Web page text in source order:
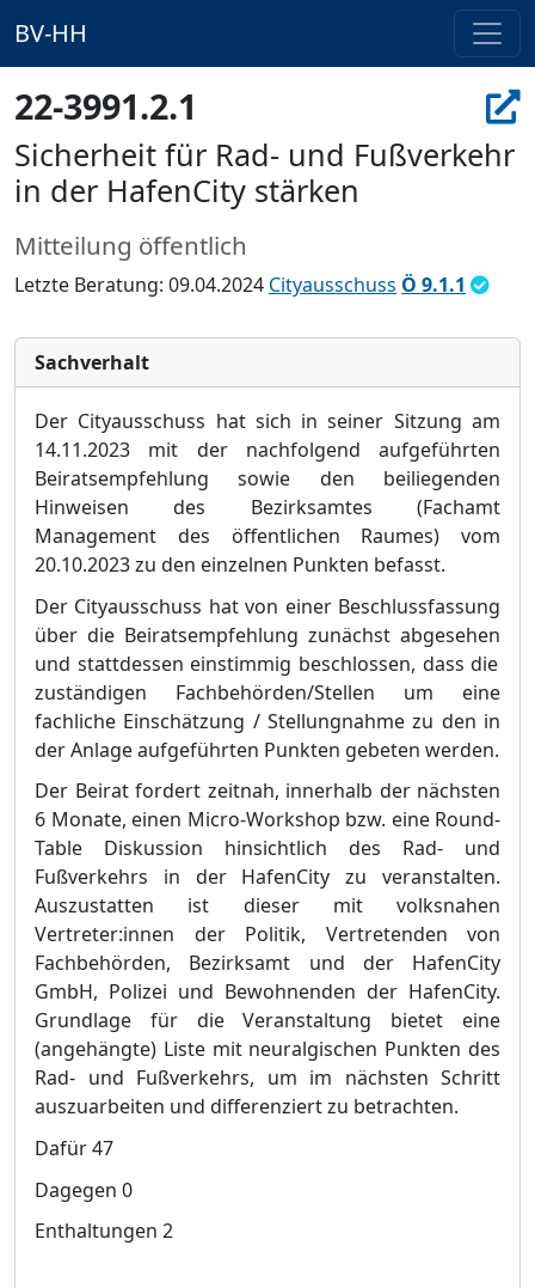
BV-HH
22-3991.2.1
Sicherheit für Rad- und Fußverkehr
in der HafenCity stärken
Mitteilung öffentlich
Letzte Beratung: 09.04.2024 Cityausschuss Ö 9.1.1
Sachverhalt
Der Cityausschuss hat sich in seiner Sitzung am
14.11.2023 mit der nachfolgend aufgeführten
Beiratsempfehlungsowie den beiliegenden
Hinweisen des Bezirksamtes (Fachamt
Management des öffentlichen Raumes) vom
20.10.2023 zu den einzelnen Punkten befasst.
Der Cityausschuss hat von einer Beschlussfassung
über die Beiratsempfehlung zunächst abgesehen
und stattdessen einstimmig beschlossen, dass die
zuständigen Fachbehörden/Stellen um eine
fachliche Einschätzung / Stellungnahme zu den in
derAnlage aufgeführten Punkten gebeten werden.
Der Beirat fordert zeitnah, innerhalb der nächsten
6 Monate, einen Micro-Workshop bzw. eine Round-
Table Diskussion hinsichtlich des Rad- und
Fußverkehrs in der HafenCity zu veranstalten.
Auszustatten ist dieser mit volksnahen
Vertreter:innen der Politik, Vertretenden von
Fachbehörden, Bezirksamt und der HafenCity
GmbH, Polizei und Bewohnenden der HafenCity.
Grundlage für die Veranstaltung bietet eine
(angehängte) Liste mit neuralgischen Punkten des
Rad- und Fußverkehrs, um im nächsten Schritt
auszuarbeiten und differenziert zu betrachten.
Dafür47
Dagegen 0
Enthaltungen 2